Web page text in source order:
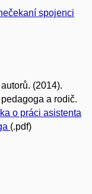
spojenci
(2014).
a rodič.
o práci asistenta
(.pdf)